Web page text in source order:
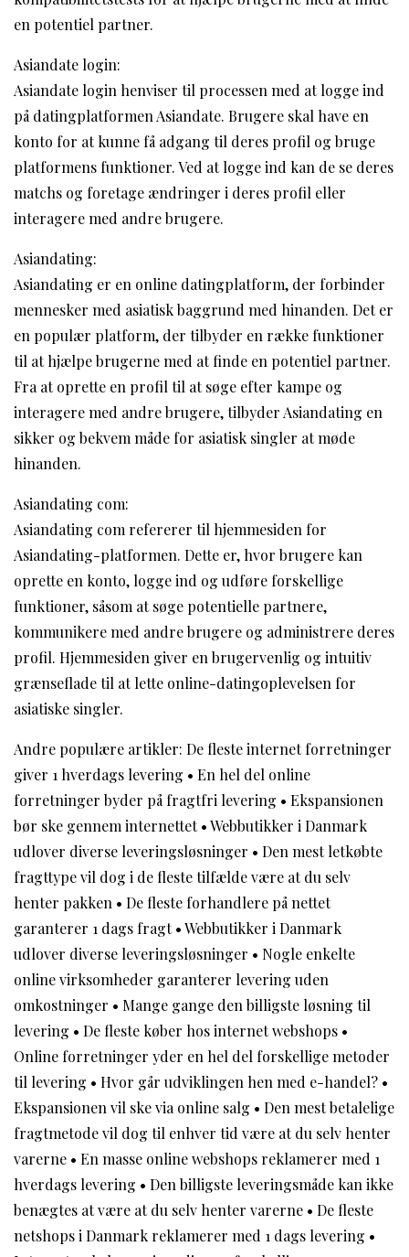
en potentiel partner.
Asiandate login:
Asiandate login henviser til processen med at logge ind
på datingplatformen Asiandate. Brugere skal have en
konto for at kunne få adgang til deres profil og bruge
platformens funktioner. Ved at logge ind kan de se deres
matchs og foretage ændringer i deres profil eller
interagere med andre brugere.
Asiandating:
Asiandating er en online datingplatform, der forbinder
mennesker med asiatisk baggrund med hinanden. Det er
en populær platform, der tilbyder en række funktioner
til at hjælpe brugerne med at finde en potentiel partner.
Fra at oprette en profil til at søge efter kampe og
interagere med andre brugere, tilbyder Asiandating en
sikker og bekvem måde for asiatisk singler at møde
hinanden.
Asiandating com:
Asiandating com refererer til hjemmesiden for
Asiandating-platformen. Dette er, hvor brugere kan
oprette en konto, logge ind og udføre forskellige
funktioner, såsom at søge potentielle partnere,
kommunikere med andre brugere og administrere deres
profil. Hjemmesiden giver en brugervenlig og intuitiv
grænseflade til at lette online-datingoplevelsen for
asiatiske singler.
Andre populære artikler: De fleste internet forretninger
giver 1 hverdags levering • En hel del online
forretninger byder på fragtfri levering • Ekspansionen
bør ske gennem internettet•Webbutikker i Danmark
udlover diverse leveringsløsninger • Den mest letkøbte
fragttype vil dog i de fleste tilfælde være at du selv
henter pakken • De fleste forhandlere på nettet
garanterer 1 dags fragt•Webbutikker i Danmark
udlover diverse leveringsløsninger • Nogle enkelte
online virksomheder garanterer levering uden
omkostninger • Mange gange den billigste løsning til
levering • De fleste køber hos internet webshops •
Online forretninger yder en hel del forskellige metoder
til levering • Hvor går udviklingen hen med e-handel? •
Ekspansionen vil ske via online salg • Den mest betalelige
fragtmetode vil dog til enhver tid være at du selv henter
varerne • En masse online webshops reklamerer med 1
hverdags levering • Den billigste leveringsmåde kan ikke
benægtes at være at du selv henter varerne • De fleste
netshops i Danmark reklamerer med 1 dags levering •